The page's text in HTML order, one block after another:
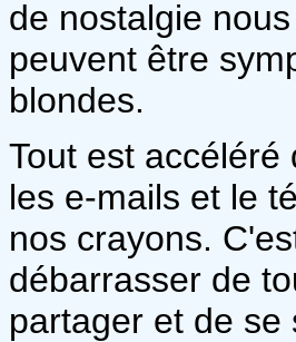
de nostalgie
peuvent être
blondes.
Tout est
les e-mails et le
nos crayons.
débarrasser de
partager et de se